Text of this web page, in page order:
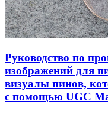
Руководство по
изображений для
визуалы пинов,
с помощью UGC